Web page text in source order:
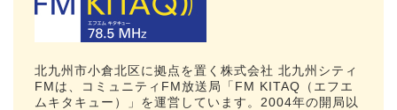
北九州市小倉北区に拠点を置く株式会社 北九州シティ
FMは、コミュニティFM放送局「FM KITAQ（エフエ
ムキタキュー）」を運営しています。2004年の開局以